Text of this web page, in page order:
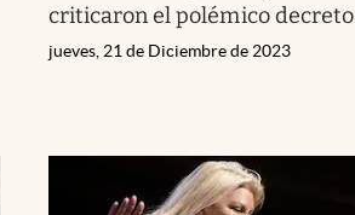
criticaron el polémico decreto
jueves, 21 de Diciembre de 2023